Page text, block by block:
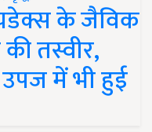
के जैविक
तस्वीर,
में भी हुई